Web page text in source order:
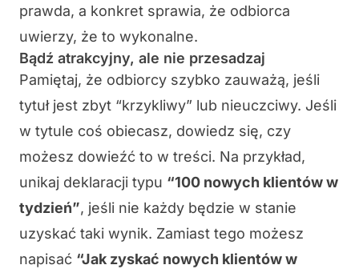
prawda, a konkret sprawia, że odbiorca
uwierzy, że to wykonalne.
Bądź atrakcyjny, ale nie przesadzaj
Pamiętaj, że odbiorcy szybko zauważą, jeśli
tytuł jest zbyt “krzykliwy” lub nieuczciwy. Jeśli
w tytule coś obiecasz, dowiedz się, czy
możesz dowieźć to w treści. Na przykład,
unikaj deklaracji typu “100 nowych klientów w
tydzień”, jeśli nie każdy będzie w stanie
uzyskać taki wynik. Zamiast tego możesz
napisać “Jak zyskać nowych klientów w